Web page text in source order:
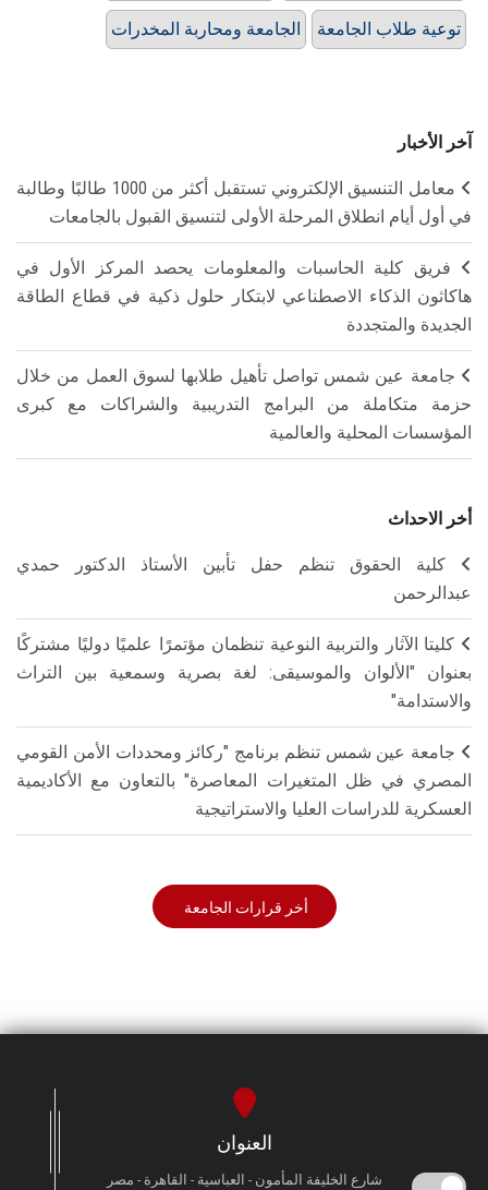
الجامعة ومحاربة المخدرات توعية طلاب الجامعة
آخر الأخبار
معامل التنسيق الإلكتروني تستقبل أكثر من 1000 طالبًا وطالبة
في أول أيام انطلاق المرحلة الأولى لتنسيق القبول بالجامعات
فريق كلية الحاسبات والمعلومات يحصد المركز الأول في
هاكاثون الذكاء الاصطناعي لابتكار حلول ذكية في قطاع الطاقة
الجديدة والمتجددة
جامعة عين شمس تواصل تأهيل طلابها لسوق العمل من خلال
حزمة متكاملة من البرامج التدريبية والشراكات مع كبرى
المؤسسات المحلية والعالمية
أخر الاحداث
كلية الحقوق تنظم حفل تأبين الأستاذ الدكتور حمدي
عبدالرحمن
كليتا الآثار والتربية النوعية تنظمان مؤتمرًا علميًا دوليًا مشتركًا
بعنوان "الألوان والموسيقى: لغة بصرية وسمعية بين التراث
والاستدامة"
جامعة عين شمس تنظم برنامج "ركائز ومحددات الأمن القومي
المصري في ظل المتغيرات المعاصرة" بالتعاون مع الأكاديمية
العسكرية للدراسات العليا والاستراتيجية
أخر قرارات الجامعة
العنوان
شارع الخليفة المأمون - العباسية - القاهرة - مصر